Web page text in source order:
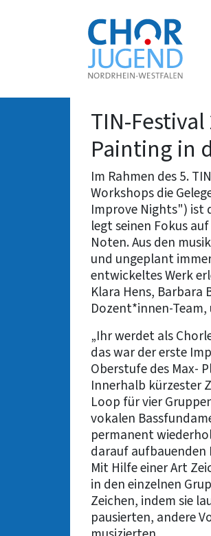
Zur
Startseite
TIN-
Painting in
Im Rahmen des 5.
Workshops die
Improve Nights") ist
legt seinen Fokus
Noten. Aus den
und ungeplant
entwickeltes Werk
Klara Hens,
Dozent*innen-
„Ihr werdet als
das war der erste
Oberstufe des Max-
Innerhalb kürzester
Loop für vier
vokalen
permanent
darauf
Mit Hilfe einer Art
in den einzelnen
Zeichen, indem sie
pausierten, andere